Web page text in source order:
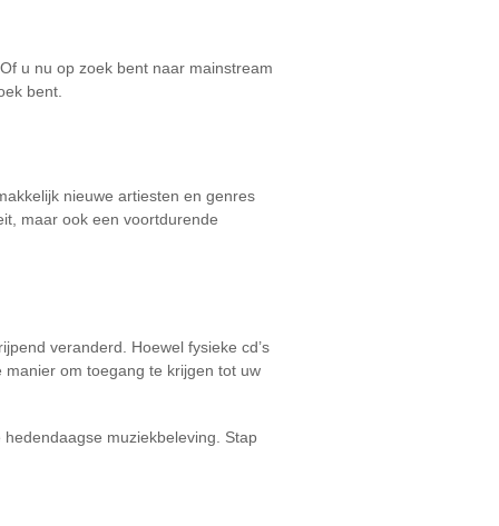
u nu op zoek bent naar mainstream
bent.
nieuwe artiesten en genres
maar ook een voortdurende
veranderd. Hoewel fysieke cd’s
om toegang te krijgen tot uw
muziekbeleving. Stap